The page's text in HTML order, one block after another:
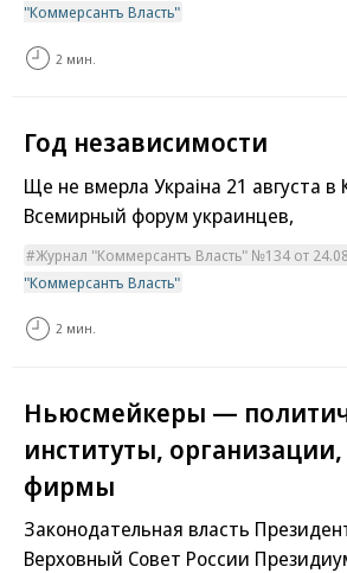
"Коммерсантъ Власть"
2 мин.
Год независимости
Ще не вмерла Украiна 21 августа в
Всемирный форум украинцев,
Журнал "Коммерсантъ Власть" №134 от
"Коммерсантъ Власть"
2 мин.
Ньюсмейкеры —
институты,
фирмы
Законодательная власть
Верховный Совет России